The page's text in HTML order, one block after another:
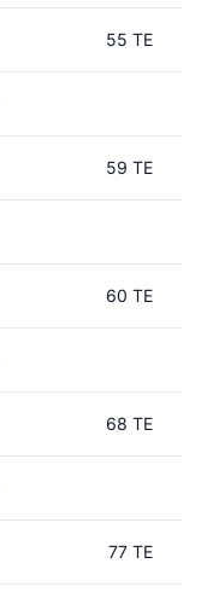
55 TE
59 TE
60 TE
68 TE
77 TE